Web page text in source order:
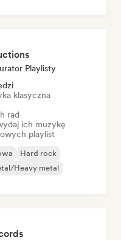
Playlisty
klasyczna
rad
ich muzykę
playlist
Hard rock
Heavy metal